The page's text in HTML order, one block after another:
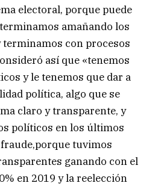
electoral, porque puede
amañando los
con procesos
así que «tenemos
y le tenemos que dar a
política, algo que se
claro y transparente, y
políticos en los últimos
tuvimos
ganando con el
en 2019 y la reelección